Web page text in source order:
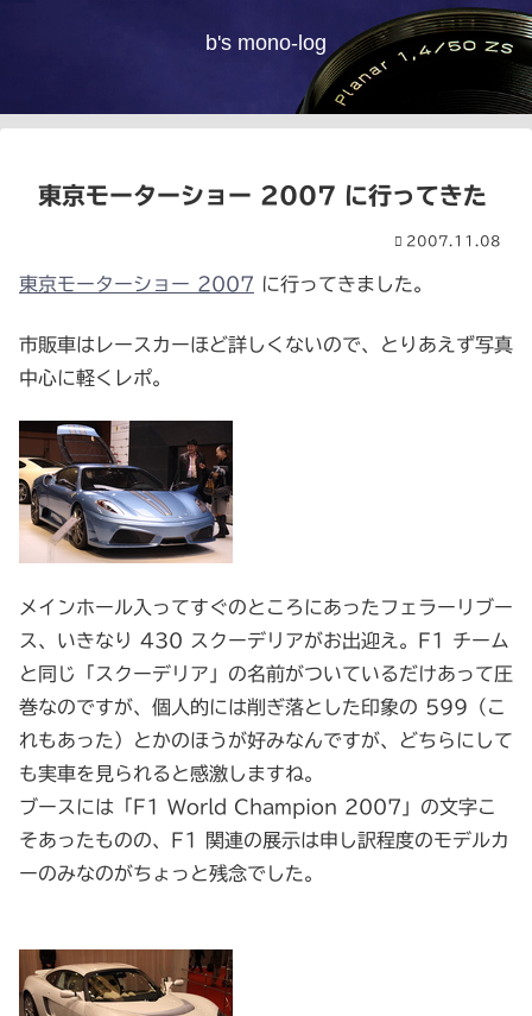
b's mono-log
東京モーターショー 2007 に行ってきた
2007.11.08
東京モーターショー 2007 に行ってきました。
市販車はレースカーほど詳しくないので、とりあえず写真
中心に軽くレポ。
メインホール入ってすぐのところにあったフェラーリブー
ス、いきなり 430 スクーデリアがお出迎え。F1 チーム
と同じ「スクーデリア」の名前がついているだけあって圧
巻なのですが、個人的には削ぎ落とした印象の 599（こ
れもあった）とかのほうが好みなんですが、どちらにして
も実車を見られると感激しますね。
ブースには「F1 World Champion 2007」の文字こ
そあったものの、F1 関連の展示は申し訳程度のモデルカ
ーのみなのがちょっと残念でした。